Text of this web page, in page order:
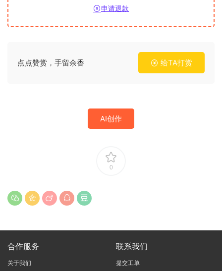
申请退款
点点赞赏，手留余香 给TA打赏
AI创作
0
合作服务
关于我们
联系我们
提交工单